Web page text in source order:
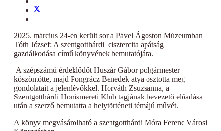
2025. március 24-én került sor a Pável Ágoston Múzeumban
Tóth József: A szentgotthárdi cisztercita apátság
gazdálkodása című könyvének bemutatójára.
A szépszámú érdeklődőt Huszár Gábor polgármester
köszöntötte, majd Pongrácz Benedek atya osztotta meg
gondolatait a jelenlévőkkel. Horváth Zsuzsanna, a
Szentgotthárdi Honismereti Klub tagjának bevezető előadása
után a szerző bemutatta a helytörténeti témájú művét.
A könyv megvásárolható a szentgotthárdi Móra Ferenc Városi